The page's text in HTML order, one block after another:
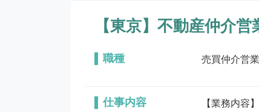
【東京】不動産仲介
職種 売買仲介営業
仕事内容
【業務内容】